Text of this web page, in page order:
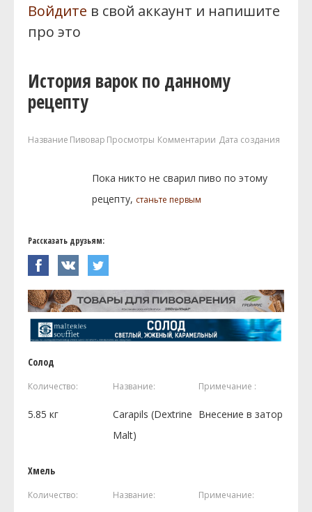
Войдите в свой аккаунт и напишите
про это
История варок по данному
рецепту
Название Пивовар Просмотры Комментарии Дата создания
Пока никто не сварил пиво по этому
рецепту, станьте первым
Рассказать друзьям:
Солод
Количество: Название: Примечание :
5.85 кг
Carapils (Dextrine
Malt)
Внесение в затор
Хмель
Количество: Название: Примечание: